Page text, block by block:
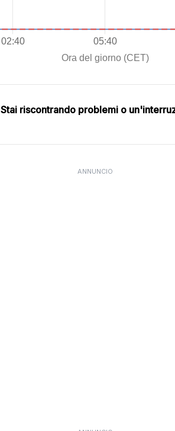
Stai riscontrando problemi o
ANNUNCIO